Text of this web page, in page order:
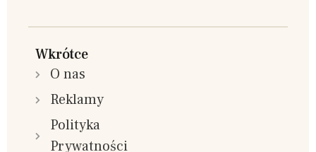
Wkrótce
O nas
Reklamy
Polityka
Prywatności